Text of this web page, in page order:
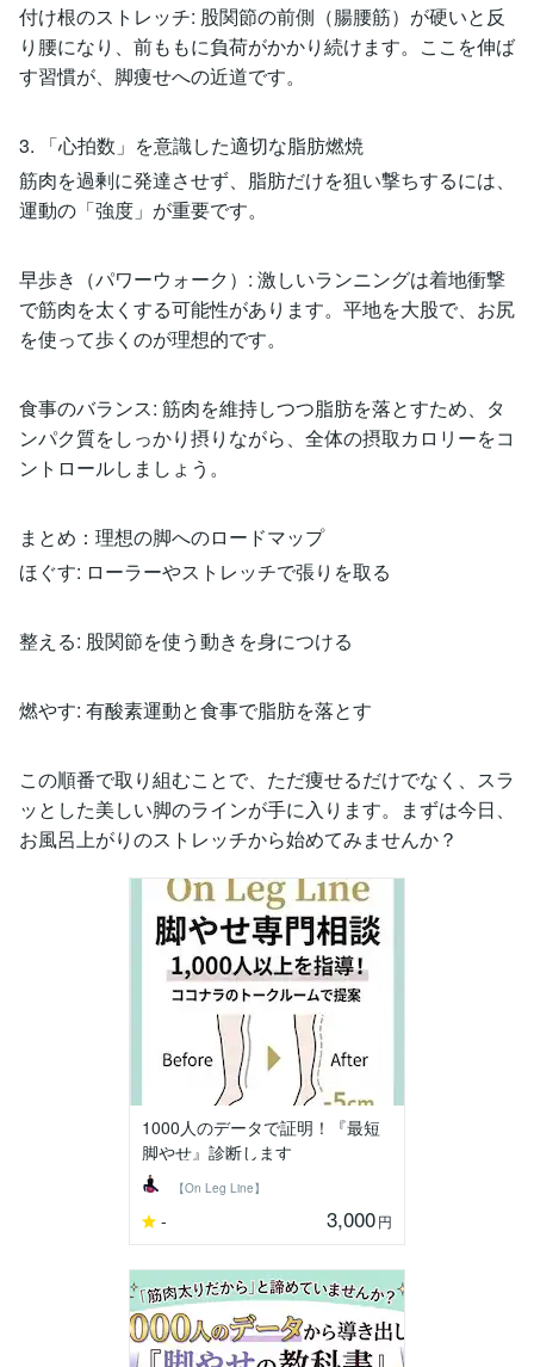
付け根のストレッチ: 股関節の前側（腸腰筋）が硬いと反
り腰になり、前ももに負荷がかかり続けます。ここを伸ば
す習慣が、脚痩せへの近道です。
3. 「心拍数」を意識した適切な脂肪燃焼
筋肉を過剰に発達させず、脂肪だけを狙い撃ちするには、
運動の「強度」が重要です。
早歩き（パワーウォーク）: 激しいランニングは着地衝撃
で筋肉を太くする可能性があります。平地を大股で、お尻
を使って歩くのが理想的です。
食事のバランス: 筋肉を維持しつつ脂肪を落とすため、タ
ンパク質をしっかり摂りながら、全体の摂取カロリーをコ
ントロールしましょう。
まとめ：理想の脚へのロードマップ
ほぐす: ローラーやストレッチで張りを取る
整える: 股関節を使う動きを身につける
燃やす: 有酸素運動と食事で脂肪を落とす
この順番で取り組むことで、ただ痩せるだけでなく、スラ
ッとした美しい脚のラインが手に入ります。まずは今日、
お風呂上がりのストレッチから始めてみませんか？
1000人のデータで証明！『最短
脚やせ』診断します
【On Leg Line】
- 3,000円